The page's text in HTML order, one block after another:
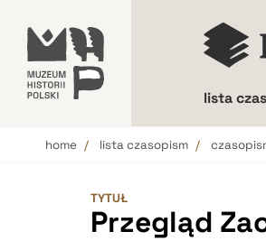
lista
home lista czasopism
TYTUŁ
Przegląd